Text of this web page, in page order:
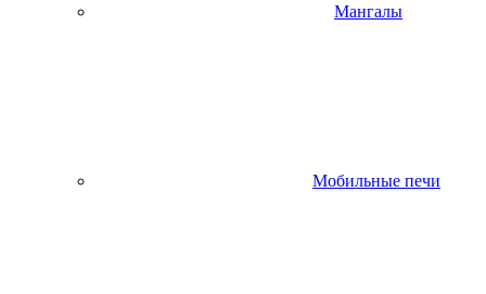
Мангалы
Мобильные печи